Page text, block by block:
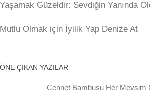
Yaşamak Güzeldir: Sevdiğin Yanında
Mutlu Olmak için İyilik Yap Denize At
ÖNE ÇIKAN YAZILAR
Cennet Bambusu Her Mevsim